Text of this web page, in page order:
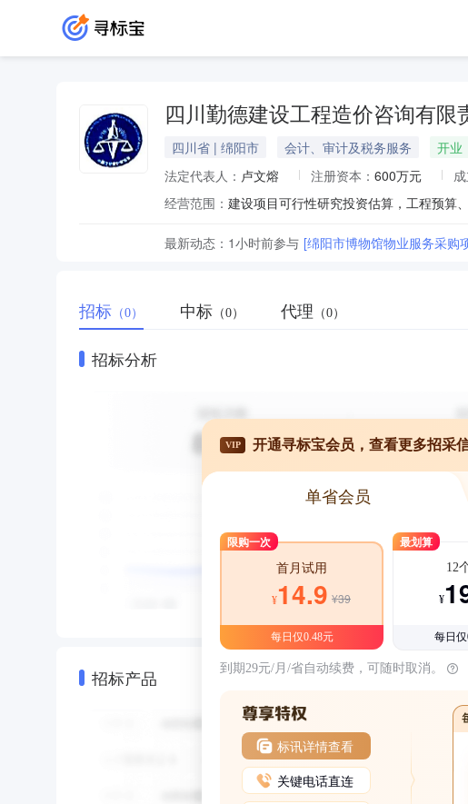
四川勤德建设工程造价咨询有限
四川省 | 绵阳市 会计、审计及税务服务
开业
法定代表人： 卢文熔 注册资本： 600万元
经营范围：
最新动态： 1小时前参与 [绵阳市博物馆物业服务采购
招标 （0） 中标 （0） 代理 （0）
招标分析
招标产品
VIP 开通寻标宝会员，查看更多招采
单省会员
限购一次
首月试用
¥14.9 ¥39
每日仅0.48元
最划算
12
¥
每日
到期29元/月/省自动续费，可随时取消。
标讯详情查看
关键电话直连